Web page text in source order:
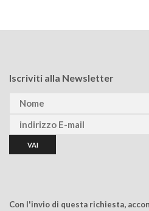
Iscriviti alla Newsletter
Con l'invio di questa richiesta,